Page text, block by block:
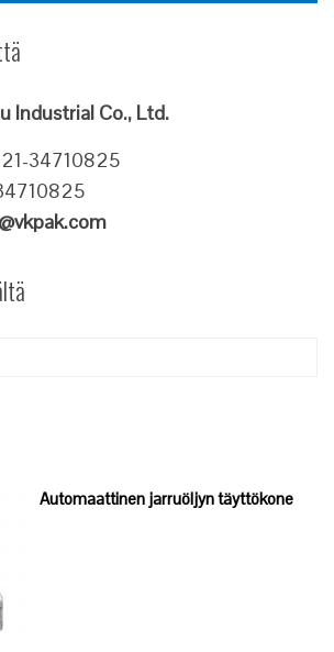
Industrial Co., Ltd.
34710825
Automaattinen jarruöljyn täyttökone